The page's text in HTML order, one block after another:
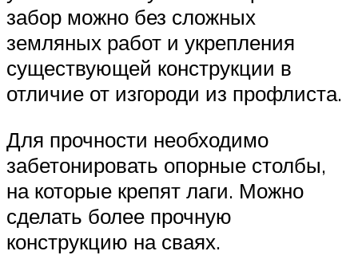
забор можно без сложных
земляных работ и укрепления
существующей конструкции в
отличие от изгороди из профлиста.
Для прочности необходимо
забетонировать опорные столбы,
на которые крепят лаги. Можно
сделать более прочную
конструкцию на сваях.